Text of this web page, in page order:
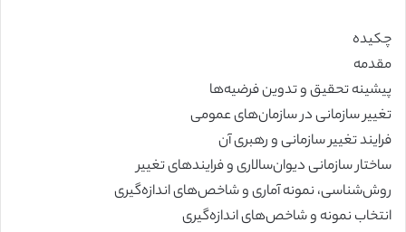
چکیده
مقدمه
پیشینه تحقیق و تدوین فرضیه‌ها
تغییر سازمانی در سازمان‌های عمومی
فرایند تغییر سازمانی و رهبری آن
ساختار سازمانی دیوان‌سالاری و فرایندهای تغییر
روش‌شناسی، نمونه آماری و شاخص‌های اندازه‌گیری
انتخاب نمونه و شاخص‌های اندازه‌گیری